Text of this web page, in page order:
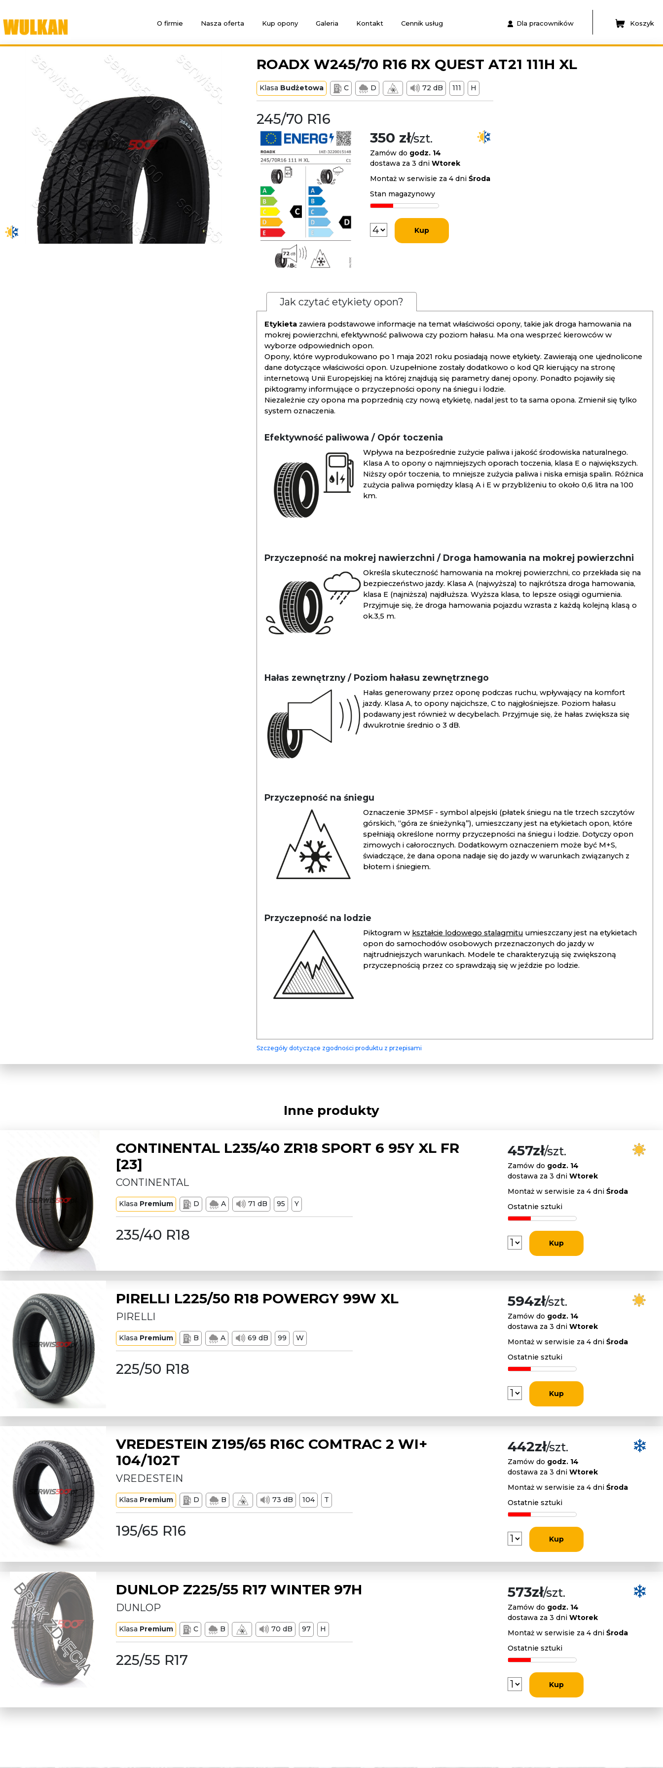
O firmie Nasza oferta Kup opony Galeria Kontakt Cennik usług Dla pracowników Koszyk
ROADX W245/70 R16 RX QUEST AT21 111H XL
Klasa Budżetowa C D 72 dB 111 H
245/70 R16
350 zł/szt.
Zamów do godz. 14
dostawa za 3 dni Wtorek
Montaż w serwisie za 4 dni Środa
Stan magazynowy
Kup
Jak czytać etykiety opon?
Etykieta zawiera podstawowe informacje na temat właściwości opony, takie jak droga hamowania na
mokrej powierzchni, efektywność paliwowa czy poziom hałasu. Ma ona wesprzeć kierowców w
wyborze odpowiednich opon.
Opony, które wyprodukowano po 1 maja 2021 roku posiadają nowe etykiety. Zawierają one ujednolicone
dane dotyczące właściwości opon. Uzupełnione zostały dodatkowo o kod QR kierujący na stronę
internetową Unii Europejskiej na której znajdują się parametry danej opony. Ponadto pojawiły się
piktogramy informujące o przyczepności opony na śniegu i lodzie.
Niezależnie czy opona ma poprzednią czy nową etykietę, nadal jest to ta sama opona. Zmienił się tylko
system oznaczenia.
Efektywność paliwowa / Opór toczenia
Wpływa na bezpośrednie zużycie paliwa i jakość środowiska naturalnego.
Klasa A to opony o najmniejszych oporach toczenia, klasa E o największych.
Niższy opór toczenia, to mniejsze zużycia paliwa i niska emisja spalin. Różnica
zużycia paliwa pomiędzy klasą A i E w przybliżeniu to około 0,6 litra na 100
km.
Przyczepność na mokrej nawierzchni / Droga hamowania na mokrej powierzchni
Określa skuteczność hamowania na mokrej powierzchni, co przekłada się na
bezpieczeństwo jazdy. Klasa A (najwyższa) to najkrótsza droga hamowania,
klasa E (najniższa) najdłuższa. Wyższa klasa, to lepsze osiągi ogumienia.
Przyjmuje się, że droga hamowania pojazdu wzrasta z każdą kolejną klasą o
ok.3,5 m.
Hałas zewnętrzny / Poziom hałasu zewnętrznego
Hałas generowany przez oponę podczas ruchu, wpływający na komfort
jazdy. Klasa A, to opony najcichsze, C to najgłośniejsze. Poziom hałasu
podawany jest również w decybelach. Przyjmuje się, że hałas zwiększa się
dwukrotnie średnio o 3 dB.
Przyczepność na śniegu
Oznaczenie 3PMSF - symbol alpejski (płatek śniegu na tle trzech szczytów
górskich, “góra ze śnieżynką”), umieszczany jest na etykietach opon, które
spełniają określone normy przyczepności na śniegu i lodzie. Dotyczy opon
zimowych i całorocznych. Dodatkowym oznaczeniem może być M+S,
świadczące, że dana opona nadaje się do jazdy w warunkach związanych z
błotem i śniegiem.
Przyczepność na lodzie
Piktogram w kształcie lodowego stalagmitu umieszczany jest na etykietach
opon do samochodów osobowych przeznaczonych do jazdy w
najtrudniejszych warunkach. Modele te charakteryzują się zwiększoną
przyczepnością przez co sprawdzają się w jeździe po lodzie.
Szczegóły dotyczące zgodności produktu z przepisami
Inne produkty
CONTINENTAL L235/40 ZR18 SPORT 6 95Y XL FR
[23]
CONTINENTAL
Klasa Premium D A 71 dB 95 Y
235/40 R18
457zł/szt.
Zamów do godz. 14
dostawa za 3 dni Wtorek
Montaż w serwisie za 4 dni Środa
Ostatnie sztuki
Kup
PIRELLI L225/50 R18 POWERGY 99W XL
PIRELLI
Klasa Premium B A 69 dB 99 W
225/50 R18
594zł/szt.
Zamów do godz. 14
dostawa za 3 dni Wtorek
Montaż w serwisie za 4 dni Środa
Ostatnie sztuki
Kup
VREDESTEIN Z195/65 R16C COMTRAC 2 WI+
104/102T
VREDESTEIN
Klasa Premium D B 73 dB 104 T
195/65 R16
442zł/szt.
Zamów do godz. 14
dostawa za 3 dni Wtorek
Montaż w serwisie za 4 dni Środa
Ostatnie sztuki
Kup
DUNLOP Z225/55 R17 WINTER 97H
DUNLOP
Klasa Premium C B 70 dB 97 H
225/55 R17
573zł/szt.
Zamów do godz. 14
dostawa za 3 dni Wtorek
Montaż w serwisie za 4 dni Środa
Ostatnie sztuki
Kup